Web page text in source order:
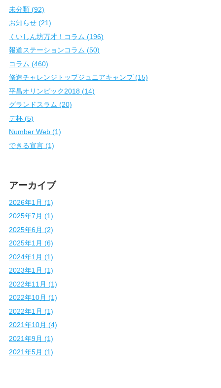
未分類 (92)
お知らせ (21)
くいしん坊万才！コラム (196)
報道ステーションコラム (50)
コラム (460)
修造チャレンジトップジュニアキャンプ (15)
平昌オリンピック2018 (14)
グランドスラム (20)
デ杯 (5)
Number Web (1)
できる宣言 (1)
アーカイブ
2026年1月 (1)
2025年7月 (1)
2025年6月 (2)
2025年1月 (6)
2024年1月 (1)
2023年1月 (1)
2022年11月 (1)
2022年10月 (1)
2022年1月 (1)
2021年10月 (4)
2021年9月 (1)
2021年5月 (1)